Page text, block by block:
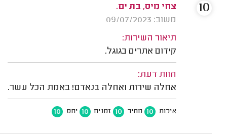
צחי מיס, בת ים.
משוב: 09/07/2023
תיאור השירות:
קידום אתרים בגוגל.
חוות דעת:
אחלה שירות ואחלה בנאדם! באמת הכל עשר.
איכות 10 מחיר 10 זמנים 10 יחס 10
10